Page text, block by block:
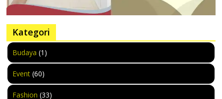
Kategori
Budaya (1)
Event (60)
Fashion (33)